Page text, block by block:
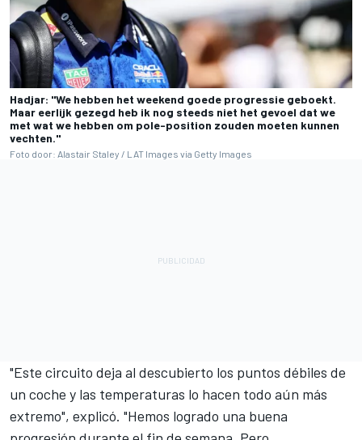
Hadjar: "We hebben het weekend goede progressie geboekt.
Maar eerlijk gezegd heb ik nog steeds niet het gevoel dat we
met wat we hebben om pole-position zouden moeten kunnen
vechten."
Foto door: Alastair Staley / LAT Images via Getty Images
"Este circuito deja al descubierto los puntos débiles de
un coche y las temperaturas lo hacen todo aún más
extremo", explicó. "Hemos logrado una buena